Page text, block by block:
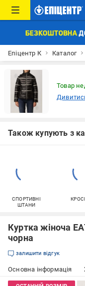
Епіцентр К Каталог
Товар
Також купують з
СПОРТИВНІ
ШТАНИ
Куртка жіноча
чорна
залишити відгук
Основна інформація